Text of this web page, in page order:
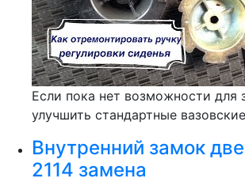
Если пока нет возможности
улучшить стандартные
Внутренний замок
2114 замена